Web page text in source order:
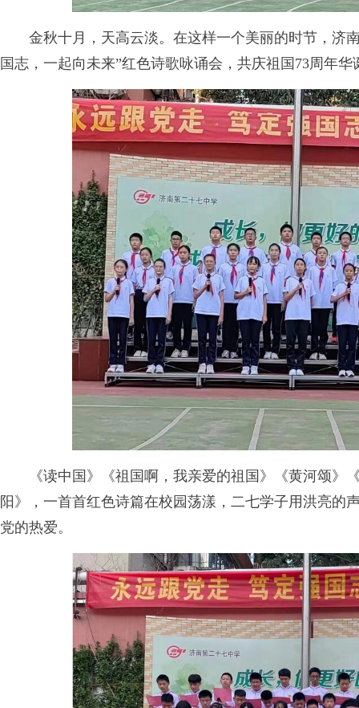
金秋十月，天高云淡。在这样一个美丽的时节，济
国志，一起向未来”红色诗歌咏诵会，共庆祖国73周年华
《读中国》《祖国啊，我亲爱的祖国》《黄河颂》
阳》，一首首红色诗篇在校园荡漾，二七学子用洪亮的
党的热爱。